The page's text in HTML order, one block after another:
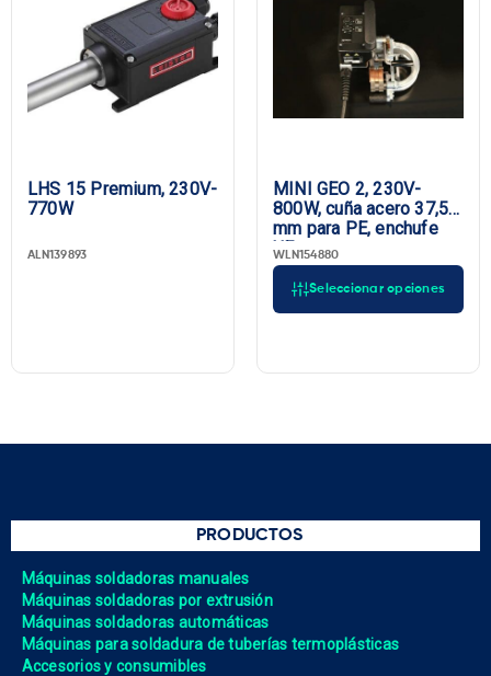
LHS 15 Premium, 230V-
770W
ALN139893
Seleccionar opciones
MINI GEO 2, 230V-
800W, cuña acero 37,5
mm para PE, enchufe
UE
WLN154880
PRODUCTOS
Máquinas soldadoras manuales
Máquinas soldadoras por extrusión
Máquinas soldadoras automáticas
Máquinas para soldadura de tuberías termoplásticas
Accesorios y consumibles